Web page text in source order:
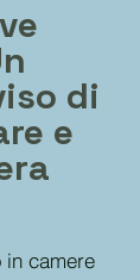
di
e
in camere